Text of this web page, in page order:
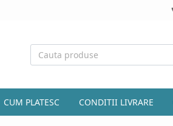
CUM PLATESC CONDITII LIVRARE